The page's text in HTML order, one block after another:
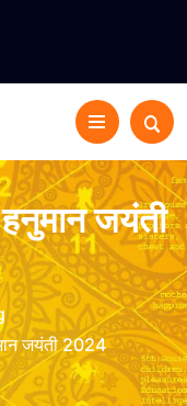
जयंती
जयंती 2024